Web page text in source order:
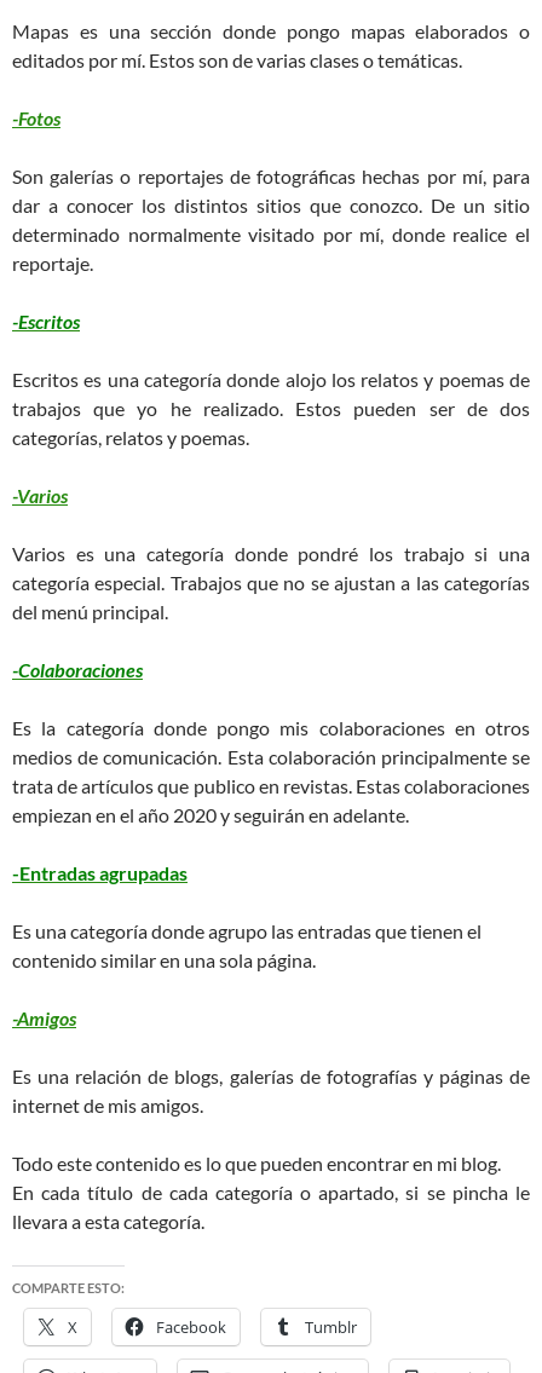
Mapas es una sección donde pongo mapas elaborados o
editados por mí. Estos son de varias clases o temáticas.
-Fotos
Son galerías o reportajes de fotográficas hechas por mí, para
dar a conocer los distintos sitios que conozco. De un sitio
determinado normalmente visitado por mí, donde realice el
reportaje.
-Escritos
Escritos es una categoría donde alojo los relatos y poemas de
trabajos que yo he realizado. Estos pueden ser de dos
categorías, relatos y poemas.
-Varios
Varios es una categoría donde pondré los trabajo si una
categoría especial. Trabajos que no se ajustan a las categorías
del menú principal.
-Colaboraciones
Es la categoría donde pongo mis colaboraciones en otros
medios de comunicación. Esta colaboración principalmente se
trata de artículos que publico en revistas. Estas colaboraciones
empiezan en el año 2020 y seguirán en adelante.
-Entradas agrupadas
Es una categoría donde agrupo las entradas que tienen el
contenido similar en una sola página.
-Amigos
Es una relación de blogs, galerías de fotografías y páginas de
internet de mis amigos.
Todo este contenido es lo que pueden encontrar en mi blog.
En cada título de cada categoría o apartado, si se pincha le
llevara a esta categoría.
COMPARTE ESTO:
X Facebook Tumblr